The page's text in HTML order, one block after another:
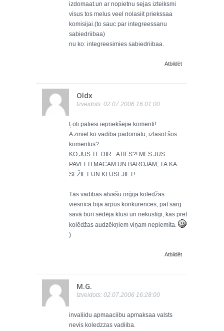
izdomaat.un ar nopietnu sejas izteiksmi
visus tos melus veel nolasiit priekssaa
komisijai.(to sauc par integreessanu
sabiedriibaa)
nu ko: integreesimies sabiedriibaa.
Atbildēt
Oldx
Izveidots: 02.07.2006 16:01:00
Ļoti patiesi iepriekšejie komenti!
A ziniet ko vadība padomātu, izlasot šos
komentus?
KO JŪS TE DIR...ATIES?! MES JŪS
PAVELTI MĀCAM UN BAROJAM, TĀ KĀ
SĒŽIET UN KLUSĒJIET!
Tās vadības atvašu orģija koledžas
viesnīcā bija ārpus konkurences, pat sarg
savā būrī sēdēja klusi un nekustīgi, kas pret
kolēdžas audzēkņiem viņam nepiemita.
)
Atbildēt
M.G.
Izveidots: 02.07.2006 16:28:00
invaliidu apmaaciibu apmaksaa valsts
nevis koledzzas vadiiba.